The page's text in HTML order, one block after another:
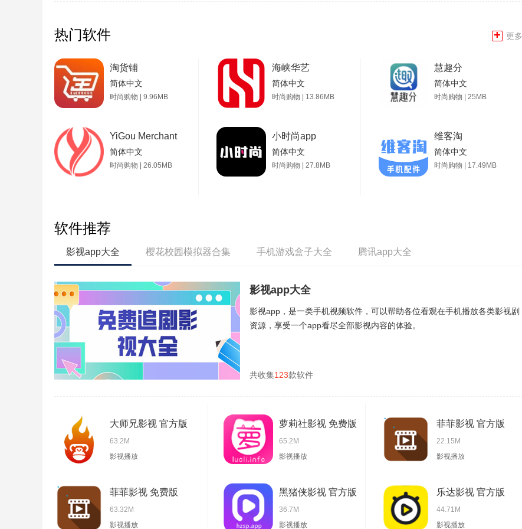
热门软件 + 更多
淘货铺
简体中文
时尚购物 | 9.96MB
海峡华艺
简体中文
时尚购物 | 13.86MB
慧趣分
简体中文
时尚购物 | 25MB
YiGou Merchant
简体中文
时尚购物 | 26.05MB
小时尚app
简体中文
时尚购物 | 27.8MB
维客淘
简体中文
时尚购物 | 17.49MB
软件推荐
影视app大全 樱花校园模拟器合集 手机游戏盒子大全 腾讯app大全
影视app大全
影视app，是一类手机视频软件，可以帮助各位看观在手机播放各类影视剧
资源，享受一个app看尽全部影视内容的体验。
共收集123款软件
大师兄影视 官方版
63.2M
影视播放
萝莉社影视 免费版
65.2M
影视播放
菲菲影视 官方版
22.15M
影视播放
菲菲影视 免费版
63.32M
影视播放
黑猪侠影视 官方版
36.7M
影视播放
乐达影视 官方版
44.71M
影视播放